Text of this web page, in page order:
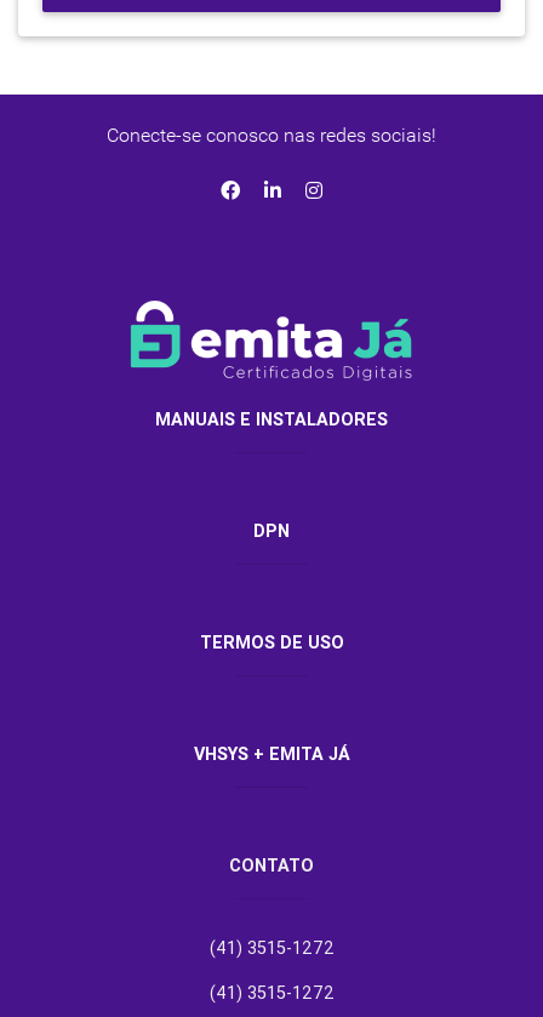
Conecte-se conosco nas redes sociais!
MANUAIS E INSTALADORES
DPN
TERMOS DE USO
VHSYS + EMITA JÁ
CONTATO
(41) 3515-1272
(41) 3515-1272